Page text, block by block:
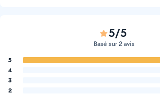
5/5
Basé sur 2 avis
5
4
3
2